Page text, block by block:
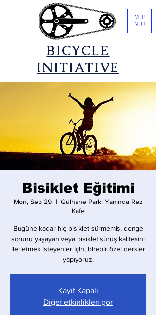
​BICYCLE
INITIATIVE
ME
NU
Bisiklet Eğitimi
Mon, Sep 29
  |
Gülhane Parkı Yanında Rez
Kafe
Bugüne kadar hiç bisiklet sürmemiş, denge
sorunu yaşayan veya bisiklet sürüş kalitesini
ilerletmek isteyenler için, birebir özel dersler
yapıyoruz.
Kayıt Kapalı
Diğer etkinlikleri gör